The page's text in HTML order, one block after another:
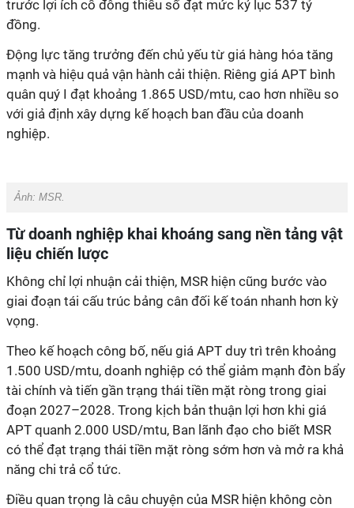
trước lợi ích cổ đông thiểu số đạt mức kỷ lục 537 tỷ
đồng.
Động lực tăng trưởng đến chủ yếu từ giá hàng hóa tăng
mạnh và hiệu quả vận hành cải thiện. Riêng giá APT bình
quân quý I đạt khoảng 1.865 USD/mtu, cao hơn nhiều so
với giả định xây dựng kế hoạch ban đầu của doanh
nghiệp.
Ảnh: MSR.
Từ doanh nghiệp khai khoáng sang nền tảng vật
liệu chiến lược
Không chỉ lợi nhuận cải thiện, MSR hiện cũng bước vào
giai đoạn tái cấu trúc bảng cân đối kế toán nhanh hơn kỳ
vọng.
Theo kế hoạch công bố, nếu giá APT duy trì trên khoảng
1.500 USD/mtu, doanh nghiệp có thể giảm mạnh đòn bẩy
tài chính và tiến gần trạng thái tiền mặt ròng trong giai
đoạn 2027–2028. Trong kịch bản thuận lợi hơn khi giá
APT quanh 2.000 USD/mtu, Ban lãnh đạo cho biết MSR
có thể đạt trạng thái tiền mặt ròng sớm hơn và mở ra khả
năng chi trả cổ tức.
Điều quan trọng là câu chuyện của MSR hiện không còn